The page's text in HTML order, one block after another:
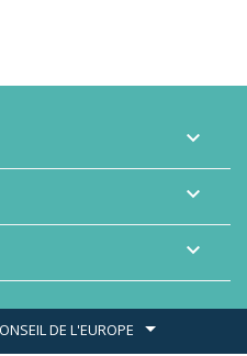



DE L'EUROPE